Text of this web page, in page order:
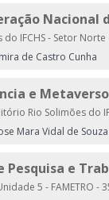
Nacional
IFCHS - Setor
de Castro Cunha
e
Rio Solimões do
Mara Vidal de Souza
Pesquisa e
5 - FAMETRO -